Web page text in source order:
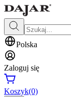
Polska
Zaloguj się
Koszyk(0)